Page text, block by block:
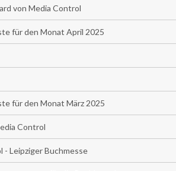
von Media Control
für den Monat April 2025
für den Monat März 2025
Control
- Leipziger Buchmesse